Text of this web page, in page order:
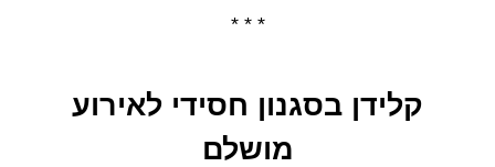
* * *
קלידן בסגנון חסידי לאירוע
מושלם